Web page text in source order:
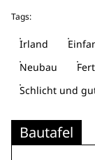
Tags:
Irland
Neubau
Schlicht und
Bautafel